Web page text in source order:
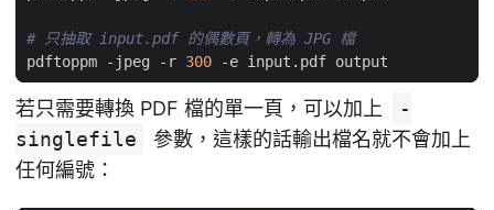
# 只抽取 input.pdf 的偶數頁，轉為 JPG 檔
pdftoppm -jpeg -r 300
若只需要轉換 PDF 檔的單一頁，可以加上
-
singlefile
參數，這樣的話輸出檔名就不會加上
任何編號：